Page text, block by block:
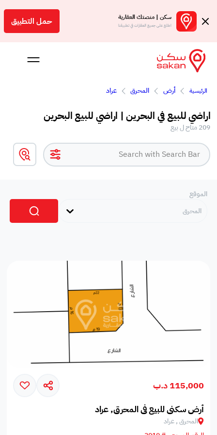
سكن | منصتك العقارية
اطلع على جميع العقارات في تطبيقنا حمل التطبيق
بالعمولة
الرئيسية أرض المحرق عراد
اراضي للبيع في البحرين | اراضي للبيع البحرين
209 متاح ل بيع
الموقع
المحرق
115,000 د.ب
أرض سكني للبيع في المحرق, عراد
المحرق , عراد